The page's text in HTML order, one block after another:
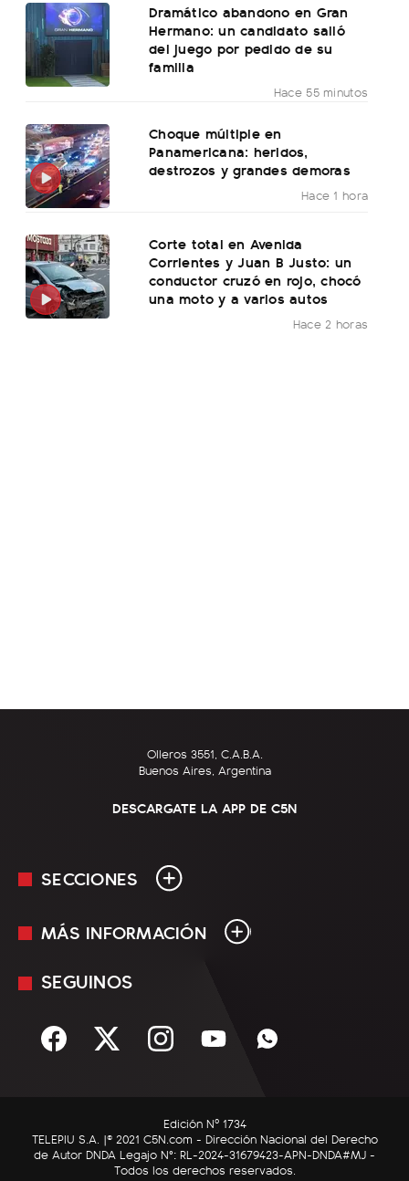
Dramático abandono en Gran
Hermano: un candidato salió
del juego por pedido de su
familia
Hace 55 minutos
Choque múltiple en
Panamericana: heridos,
destrozos y grandes demoras
Hace 1 hora
Corte total en Avenida
Corrientes y Juan B Justo: un
conductor cruzó en rojo, chocó
una moto y a varios autos
Hace 2 horas
Olleros 3551, C.A.B.A.
Buenos Aires, Argentina
DESCARGATE LA APP DE C5N
SECCIONES
En Vivo
Sociedad
C5N Autos
RatingCero
MÁS INFORMACIÓN
Mediakit
Términos y condiciones
SEGUINOS
Edición Nº 1734
TELEPIU S.A. |© 2021 C5N.com - Dirección Nacional del Derecho
de Autor DNDA Legajo N°: RL-2024-31679423-APN-DNDA#MJ -
Todos los derechos reservados.